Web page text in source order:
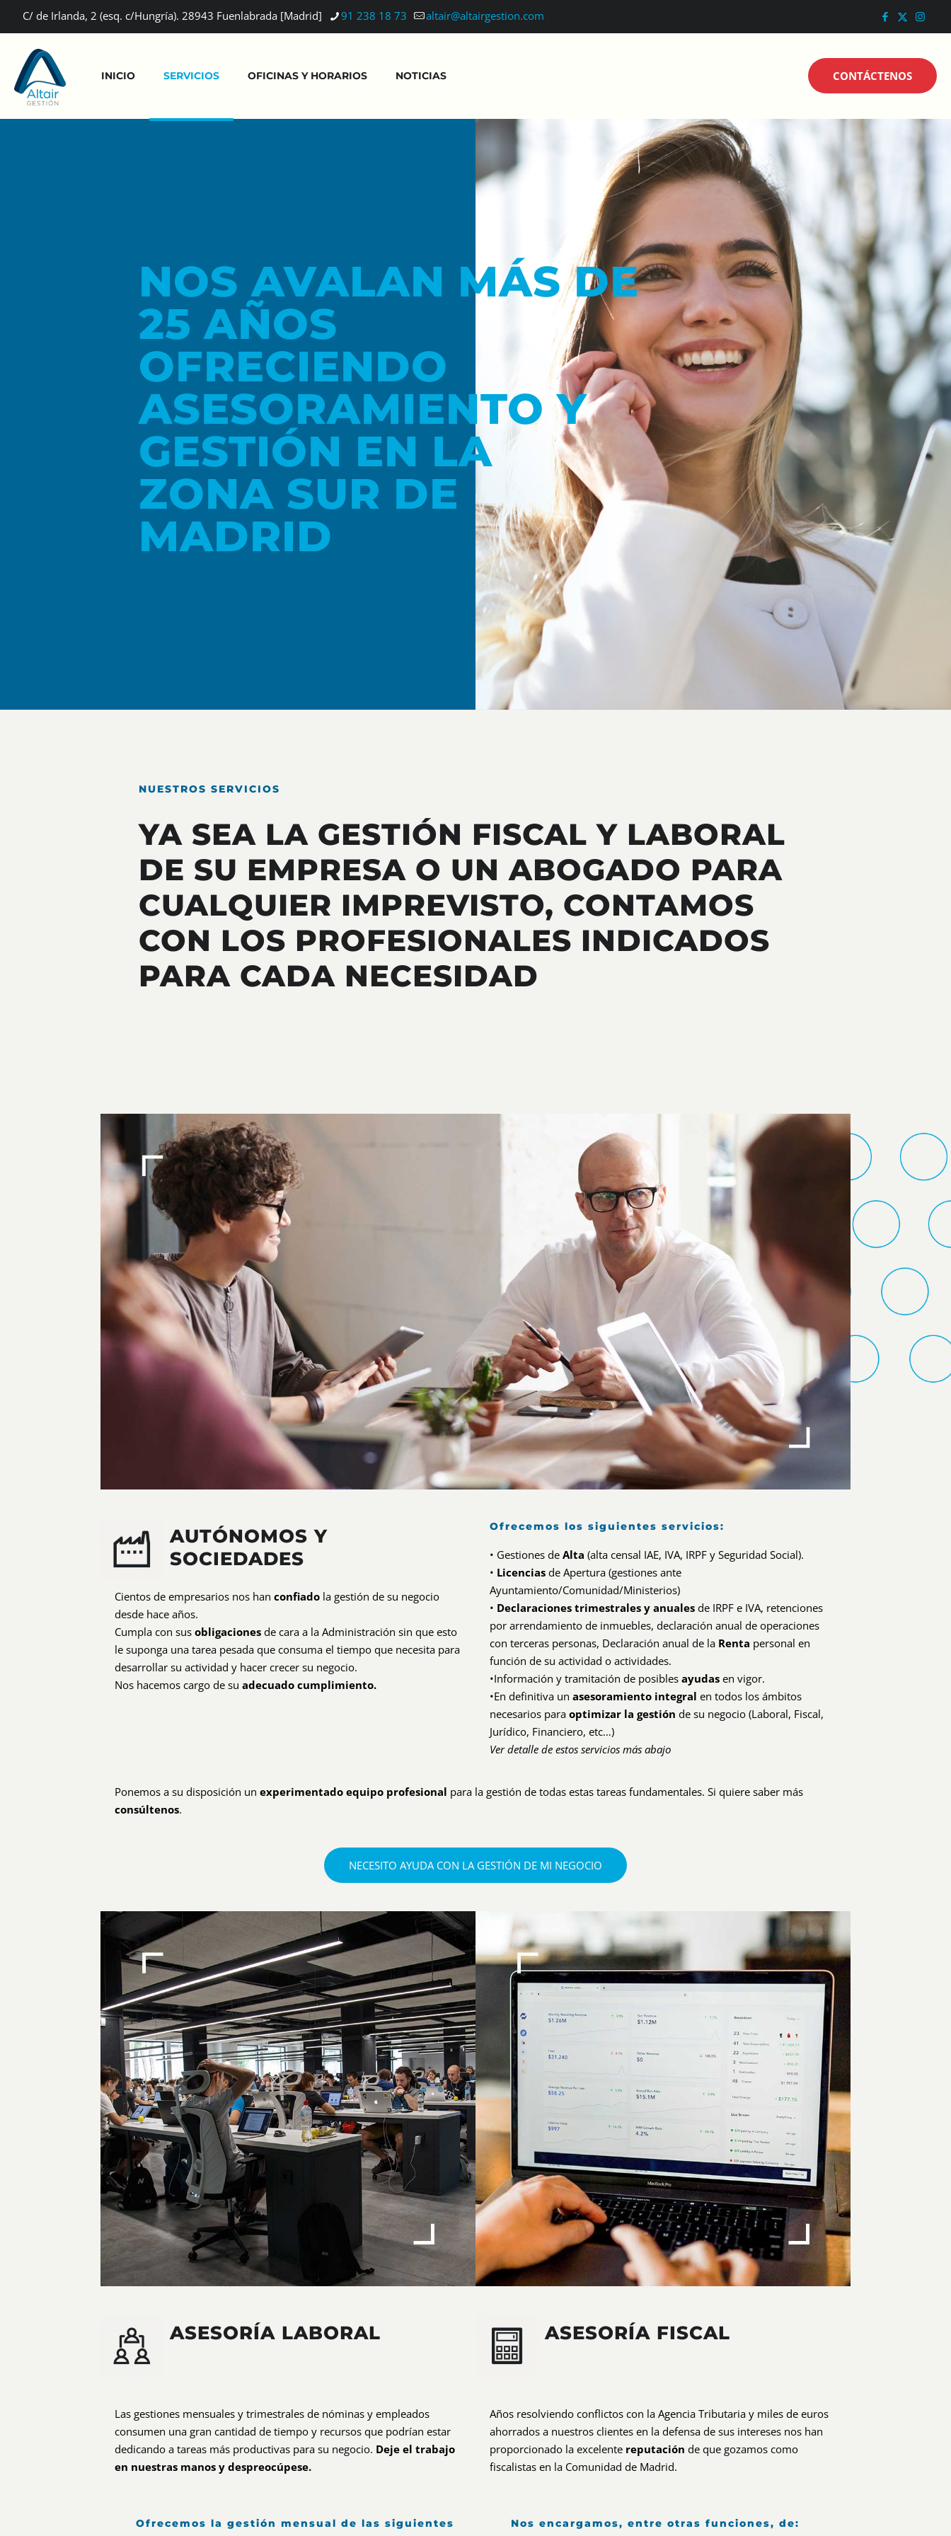
C/ de Irlanda, 2 (esq. c/Hungría). 28943 Fuenlabrada [Madrid] 91 238 18 73 altair@altairgestion.com
INICIO SERVICIOS OFICINAS Y HORARIOS NOTICIAS CONTÁCTENOS
NOS AVALAN MÁS DE
25 AÑOS
OFRECIENDO
ASESORAMIENTO Y
GESTIÓN EN LA
ZONA SUR DE
MADRID
NUESTROS SERVICIOS
YA SEA LA GESTIÓN FISCAL Y LABORAL
DE SU EMPRESA O UN ABOGADO PARA
CUALQUIER IMPREVISTO, CONTAMOS
CON LOS PROFESIONALES INDICADOS
PARA CADA NECESIDAD
AUTÓNOMOS Y
SOCIEDADES
Cientos de empresarios nos han confiado la gestión de su negocio
desde hace años.
Cumpla con sus obligaciones de cara a la Administración sin que esto
le suponga una tarea pesada que consuma el tiempo que necesita para
desarrollar su actividad y hacer crecer su negocio.
Nos hacemos cargo de su adecuado cumplimiento.
Ofrecemos los siguientes servicios:
• Gestiones de Alta (alta censal IAE, IVA, IRPF y Seguridad Social).
• Licencias de Apertura (gestiones ante
Ayuntamiento/Comunidad/Ministerios)
• Declaraciones trimestrales y anuales de IRPF e IVA, retenciones
por arrendamiento de inmuebles, declaración anual de operaciones
con terceras personas, Declaración anual de la Renta personal en
función de su actividad o actividades.
•Información y tramitación de posibles ayudas en vigor.
•En definitiva un asesoramiento integral en todos los ámbitos
necesarios para optimizar la gestión de su negocio (Laboral, Fiscal,
Jurídico, Financiero, etc…)
Ver detalle de estos servicios más abajo
Ponemos a su disposición un experimentado equipo profesional para la gestión de todas estas tareas fundamentales. Si quiere saber más
consúltenos.
NECESITO AYUDA CON LA GESTIÓN DE MI NEGOCIO
ASESORÍA LABORAL
Las gestiones mensuales y trimestrales de nóminas y empleados
consumen una gran cantidad de tiempo y recursos que podrían estar
dedicando a tareas más productivas para su negocio. Deje el trabajo
en nuestras manos y despreocúpese.
Ofrecemos la gestión mensual de las siguientes
ASESORÍA FISCAL
Años resolviendo conflictos con la Agencia Tributaria y miles de euros
ahorrados a nuestros clientes en la defensa de sus intereses nos han
proporcionado la excelente reputación de que gozamos como
fiscalistas en la Comunidad de Madrid.
Nos encargamos, entre otras funciones, de: